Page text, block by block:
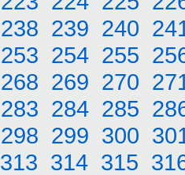
238 239 240
253 254 255
268 269 270
283 284 285
298 299 300
313 314 315